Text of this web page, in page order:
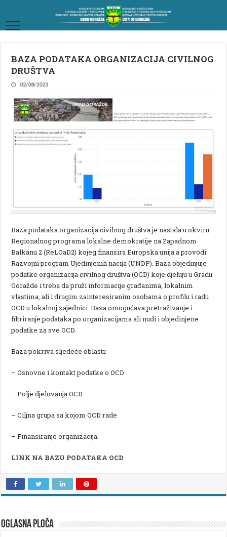
BAZA PODATAKA ORGANIZACIJA CIVILNOG
DRUŠTVA
02/08/2023
Baza podataka organizacija civilnog društva je nastala u okviru
Regionalnog programa lokalne demokratije na Zapadnom
Balkanu 2 (ReLOaD2) kojeg finansira Europska unija a provodi
Razvojni program Ujedinjenih nacija (UNDP). Baza objedinjuje
podatke organizacija civilnog društva (OCD) koje djeluju u Gradu
Goražde i treba da pruži informacije građanima, lokalnim
vlastima, ali i drugim zainteresiranim osobama o profilu i radu
OCD u lokalnoj zajednici. Baza omogućava pretraživanje i
filtriranje podataka po organizacijama ali nudi i objedinjene
podatke za sve OCD.
Baza pokriva sljedeće oblasti:
– Osnovne i kontakt podatke o OCD
– Polje djelovanja OCD
– Ciljna grupa sa kojom OCD rade
– Finansiranje organizacija.
LINK NA BAZU PODATAKA OCD
OGLASNA PLOČA